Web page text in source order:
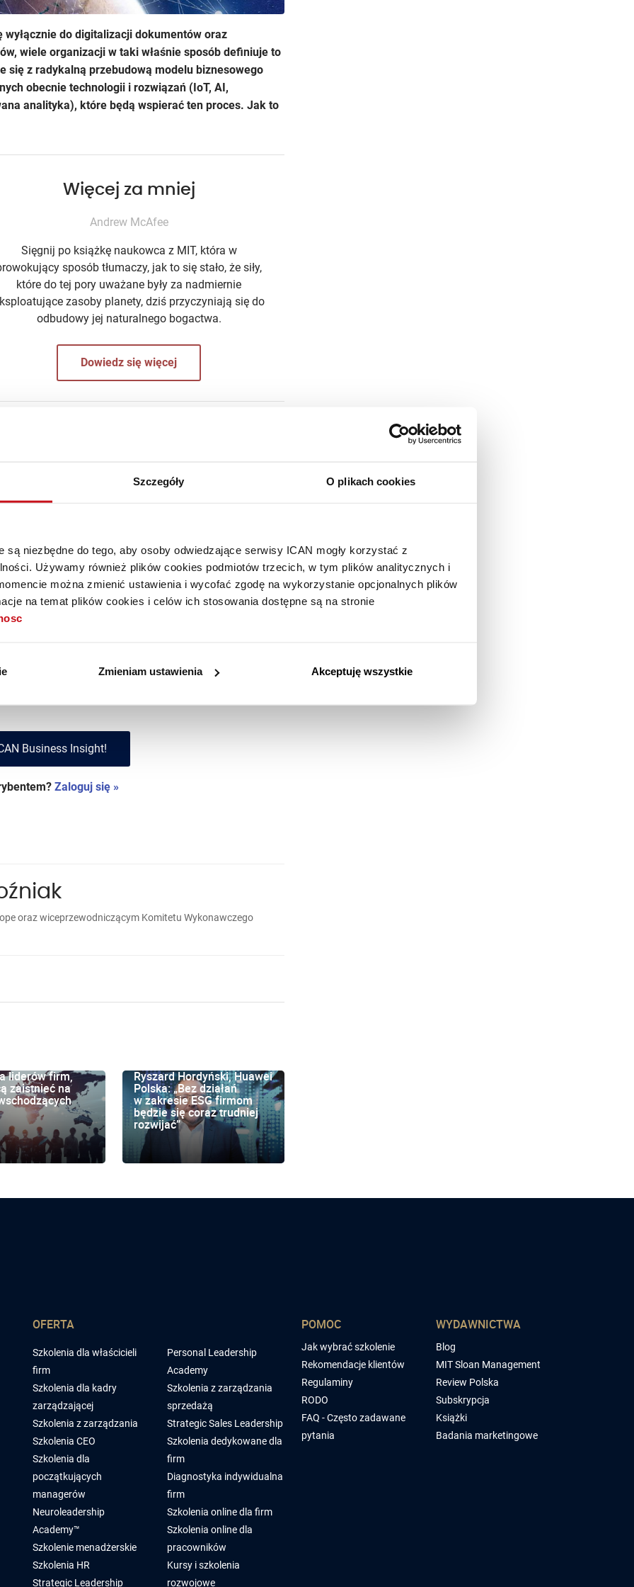
Szczegóły O plikach cookies
są niezbędne do tego, aby osoby odwiedzające serwisy ICAN mogły korzystać z
Używamy również plików cookies podmiotów trzecich, w tym plików analitycznych i
można zmienić ustawienia i wycofać zgodę na wykorzystanie opcjonalnych plików
na temat plików cookies i celów ich stosowania dostępne są na stronie
Zmieniam ustawienia Akceptuję wszystkie
do digitalizacji dokumentów oraz
wiele organizacji w taki właśnie sposób definiuje to
się z radykalną przebudową modelu biznesowego
obecnie technologii i rozwiązań (IoT, AI,
analityka), które będą wspierać ten proces. Jak to
Więcej za mniej
Andrew McAfee
Sięgnij po książkę naukowca z MIT, która w
sposób tłumaczy, jak to się stało, że siły,
które do tej pory uważane były za nadmiernie
zasoby planety, dziś przyczyniają się do
odbudowy jej naturalnego bogactwa.
Dowiedz się więcej
że wchodzimy w czwartą rewolucję przemysłową
informatycznych wkraczamy w wiek nowej
wiele bardziej przełomowe niż trzy wcześniejsze.
95% artykułu.
tylko dla
Business Insight!
Zaloguj się »
oraz wiceprzewodniczącym Komitetu Wykonawczego
liderów firm,
zaistnieć na
Ryszard Hordyński, Huawei
Polska: „Bez działań
w zakresie ESG firmom
będzie się coraz trudniej
rozwijać”
OFERTA
Szkolenia dla właścicieli
firm
Szkolenia dla kadry
zarządzającej
Szkolenia z zarządzania
Szkolenia CEO
Szkolenia dla
początkujących
managerów
Neuroleadership
Academy™
Szkolenie menadżerskie
Szkolenia HR
Strategic Leadership
Personal Leadership
Academy
Szkolenia z zarządzania
sprzedażą
Strategic Sales Leadership
Szkolenia dedykowane dla
firm
Diagnostyka indywidualna
firm
Szkolenia online dla firm
Szkolenia online dla
pracowników
Kursy i szkolenia
rozwojowe
POMOC
Jak wybrać szkolenie
Rekomendacje klientów
Regulaminy
RODO
FAQ - Często zadawane
pytania
WYDAWNICTWA
Blog
MIT Sloan Management
Review Polska
Subskrypcja
Książki
Badania marketingowe